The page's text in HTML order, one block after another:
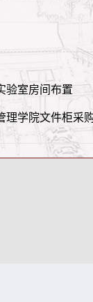
验室房间布置
理学院文件柜采